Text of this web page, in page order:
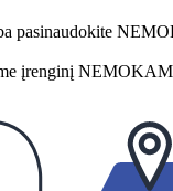
pasinaudokite
įrenginį